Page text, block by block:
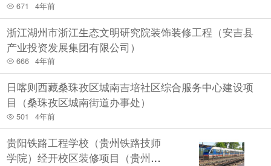
671 4年前
浙江湖州市浙江生态文明研究院装饰装修工程（安吉县
产业投资发展集团有限公司）
666 4年前
日喀则西藏桑珠孜区城南吉培社区综合服务中心建设项
目（桑珠孜区城南街道办事处）
501 4年前
贵阳铁路工程学校（贵州铁路技师
学院）经开校区装修项目（贵州贵